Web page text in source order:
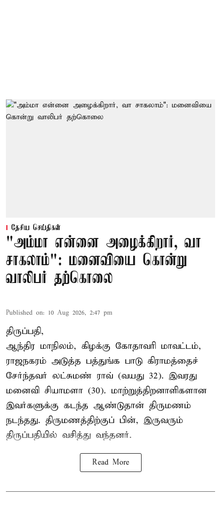
தேசிய செய்திகள்
"அம்மா என்னை அழைக்கிறார், வா
சாகலாம்": மனைவியை கொன்று
வாலிபர் தற்கொலை
Published on: 10 Aug 2026, 2:47 pm
திருப்பதி,
ஆந்திர மாநிலம், கிழக்கு கோதாவரி மாவட்டம்,
ராஜநகரம் அடுத்த பத்துங்க பாடு கிராமத்தைச்
சேர்ந்தவர் லட்சுமண் ராவ் (வயது 32). இவரது
மனைவி சியாமளா (30). மாற்றுத்திறனாளிகளான
இவர்களுக்கு கடந்த ஆண்டுதான் திருமணம்
நடந்தது. திருமணத்திற்குப் பின், இருவரும்
திருப்பதியில் வசித்து வந்தனர்.
Read More